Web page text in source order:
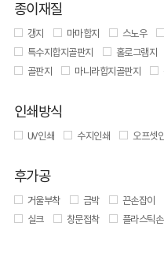
종이재질
갱지 마마합지 스노우
특수지합지골판지
홀로그램지
골판지
마니라합지골판지
인쇄방식
UV 인쇄 수지인쇄 오프셋
후가공
거울부착 금박 끈손잡이
실크
창문접착 플라스틱손